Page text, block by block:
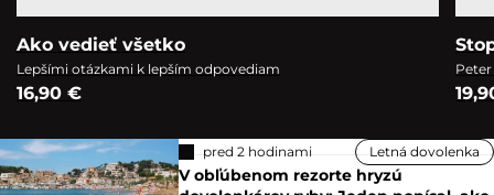
Ako vedieť všetko
Lepšími otázkami k lepším odpovediam
16,90 €
pred 2 hodinami Letná dovolenka
V obľúbenom rezorte hryzú